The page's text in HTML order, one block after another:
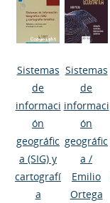
Sistemas
de
informaci
ón
geográfic
a (SIG) y
cartografí
a
Sistemas
de
informaci
ón
geográfic
a /
Emilio
Ortega